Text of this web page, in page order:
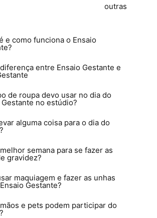
outras
e como funciona o Ensaio
entre Ensaio Gestante e
de roupa devo usar no dia do
Gestante no estúdio?
alguma coisa para o dia do
semana para se fazer as
gravidez?
maquiagem e fazer as unhas
Gestante?
e pets podem participar do